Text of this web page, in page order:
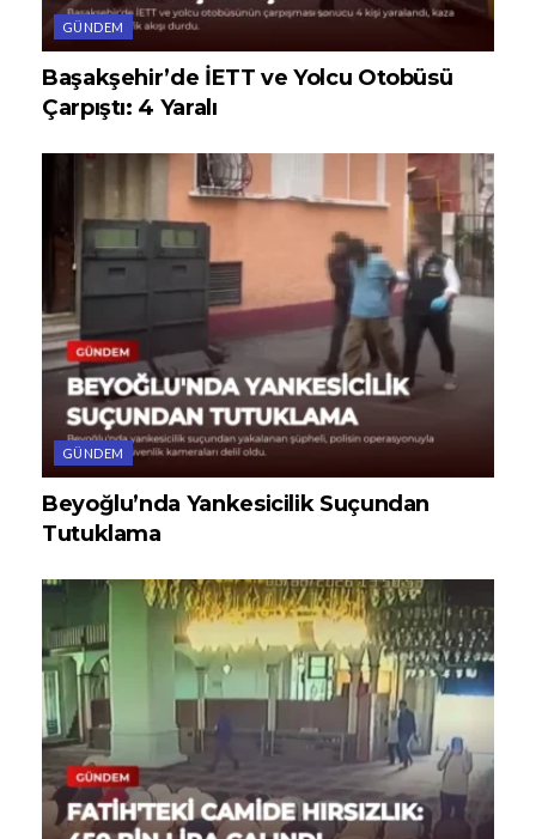
GÜNDEM
Başakşehir’de İETT ve Yolcu Otobüsü
Çarpıştı: 4 Yaralı
GÜNDEM
Beyoğlu’nda Yankesicilik Suçundan
Tutuklama